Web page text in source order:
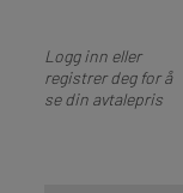
Logg inn eller
registrer deg for å
se din avtalepris